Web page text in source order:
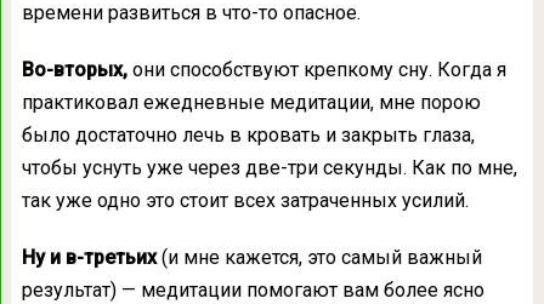
времени развиться в что-то опасное.
Во-вторых,они способствуют крепкому сну. Когда я
практиковал ежедневные медитации, мне порою
было достаточно лечь в кровать и закрыть глаза,
чтобы уснуть уже через две-три секунды. Как по мне,
так уже одно это стоит всех затраченных усилий.
Ну и в-третьих(и мне кажется, это самый важный
результат) — медитации помогают вам более ясно